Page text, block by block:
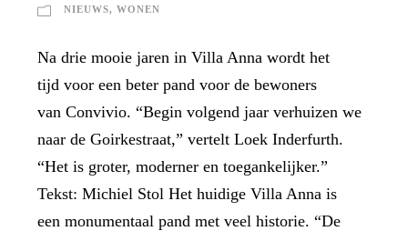
NIEUWS, WONEN
Na drie mooie jaren in Villa Anna wordt het
tijd voor een beter pand voor de bewoners
van Convivio. “Begin volgend jaar verhuizen we
naar de Goirkestraat,” vertelt Loek Inderfurth.
“Het is groter, moderner en toegankelijker.”
Tekst: Michiel Stol Het huidige Villa Anna is
een monumentaal pand met veel historie. “De